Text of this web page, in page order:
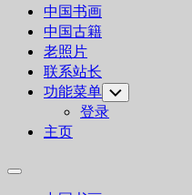
中国书画
中国古籍
老照片
联系站长
功能菜单 Toggle
Child
Menu
登录
主页
Expand